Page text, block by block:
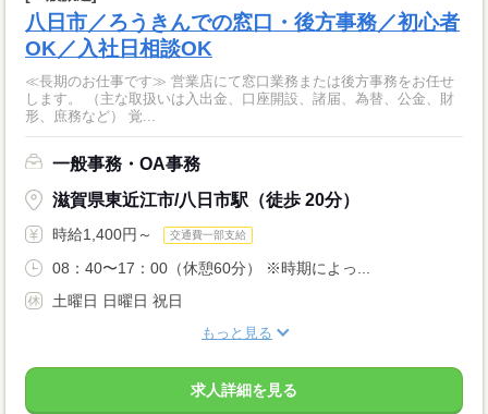
八日市／ろうきんでの窓口・後方事務／初心者
OK／入社日相談OK
≪長期のお仕事です≫ 営業店にて窓口業務または後方事務をお任せ
します。 （主な取扱いは入出金、口座開設、諸届、為替、公金、財
形、庶務など） 覚...
一般事務・OA事務
滋賀県東近江市/八日市駅（徒歩 20分）
時給1,400円～ 交通費一部支給
08：40〜17：00（休憩60分） ※時期によっ...
土曜日 日曜日 祝日
もっと見る
求人詳細を見る